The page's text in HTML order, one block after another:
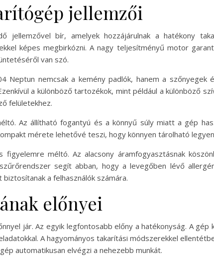
jellemzői
jellemzővel bír, amelyek hozzájárulnak a hatékony
képes megbirkózni. A nagy teljesítményű motor
van szó.
Neptun nemcsak a kemény padlók, hanem a szőnyegek
a különböző tartozékok, mint például a különböző
felületekhez.
Az állítható fogantyú és a könnyű súly miatt a gép
mérete lehetővé teszi, hogy könnyen tárolható
méltó. Az alacsony áramfogyasztásnak
segít abban, hogy a levegőben lévő
a felhasználók számára.
előnyei
jár. Az egyik legfontosabb előny a hatékonyság. A gép
A hagyományos takarítási módszerekkel
automatikusan elvégzi a nehezebb munkát.